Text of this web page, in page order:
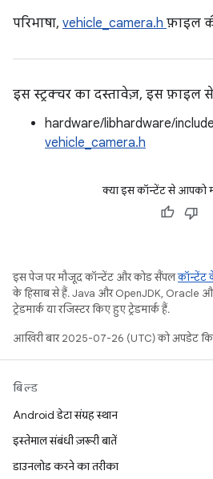
परिभाषा, vehicle_camera.h फ़ाइल
इस स्ट्रक्चर का दस्तावेज़, इस फ़ाइल
hardware/libhardware/
vehicle_camera.h
क्या इस कॉन्टेंट से आपको
इस पेज पर मौजूद कॉन्टेंट और कोड सैंपलकॉन्टेंट
के हिसाब से हैं. Java और OpenJDK, Oracle
ट्रेडमार्क या रजिस्टर किए हुए ट्रेडमार्क हैं.
आखिरी बार 2025-07-26 (UTC) को अपडेट
बिल्ड
Android डेटा संग्रह स्थान
इस्तेमाल संबंधी ज़रूरी बातें
डाउनलोड करने का तरीका